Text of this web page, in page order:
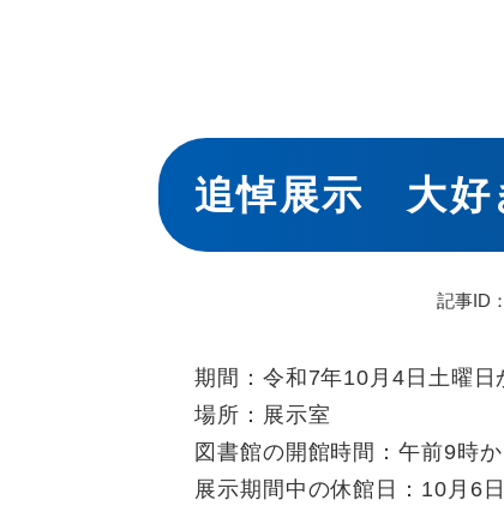
本
文
追悼展示 大好
記事ID
期間：令和7年10月4日土曜日
場所：展示室
図書館の開館時間：午前9時
展示期間中の休館日：10月6